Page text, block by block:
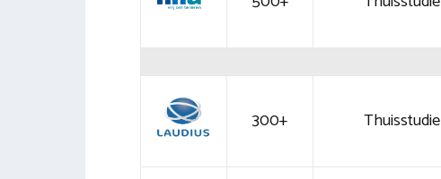
300+ Thuisstudie